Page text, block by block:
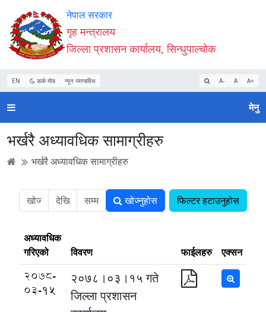
Accessibility
Mode
सुरु
गर्नुहोस्
सामाग्री
पढ्नुहाेस्
नेभिगेसन
पढ्नुहाेस्
वेबसाइट
खोजमा
जानुहोस्
नेपाल सरकार
गृह मन्त्रालय
जिल्ला प्रशासन कार्यालय, सिन्धुपाल्चोक
EN डार्क मोड न्यून व्यान्डविथ A- A A+
मेनु
भर्खरै अध्यावधिक सामाग्रीहरु
भर्खरै अध्यावधिक सामाग्रीहरु
खोज्नुहोस फिल्टर हटाउनुहोस
अध्यावधिक
गरिएको
विवरण फाईलहरु एक्सन
2078-
03-15
२०७८।०३।१५ गते
जिल्ला प्रशासन